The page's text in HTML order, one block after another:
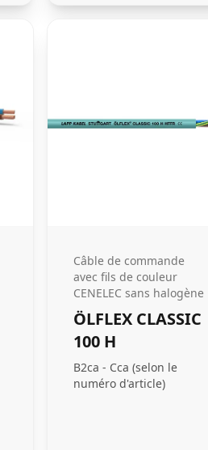
Câble de commande
avec fils de couleur
CENELEC sans halogène
ÖLFLEX CLASSIC
100 H
B2ca - Cca (selon le
numéro d'article)